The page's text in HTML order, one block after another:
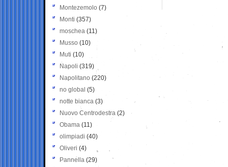
Montezemolo (7)
Monti (357)
moschea (11)
Musso (10)
Muti (10)
Napoli (319)
Napolitano (220)
no global (5)
notte bianca (3)
Nuovo Centrodestra (2)
Obama (11)
olimpiadi (40)
Oliveri (4)
Pannella (29)